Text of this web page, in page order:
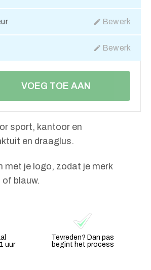
Bewerk
Bewerk
VOEG TOE AAN
sport, kantoor en
en draaglus.
met je logo, zodat je merk
blauw.
uur
Tevreden? Dan pas
begint het process